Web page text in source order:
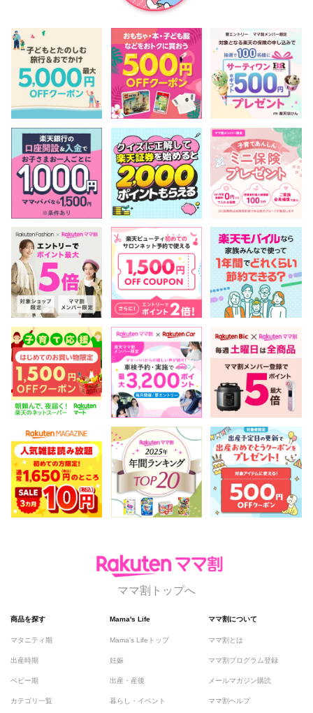
ママ割トップへ
商品を探す
マタニティ期
出産時期
ベビー期
カテゴリ一覧
Mama's Life
Mama's Lifeトップ
妊娠
出産・産後
暮らし・イベント
ママ割について
ママ割とは
ママ割プログラム登録
メールマガジン購読
ママ割ヘルプ